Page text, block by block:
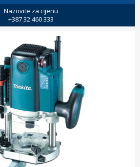
Nazovite za cijenu
+387 32 460 333